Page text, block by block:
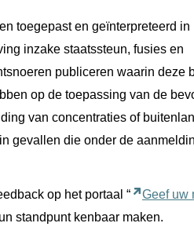
toegepast en geïnterpreteerd in
inzake staatssteun, fusies en
publiceren waarin deze
op de toepassing van de
van concentraties of
gevallen die onder de
op het portaal “ Geef uw
standpunt kenbaar maken.